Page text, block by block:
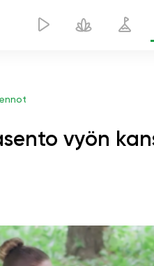
vyön